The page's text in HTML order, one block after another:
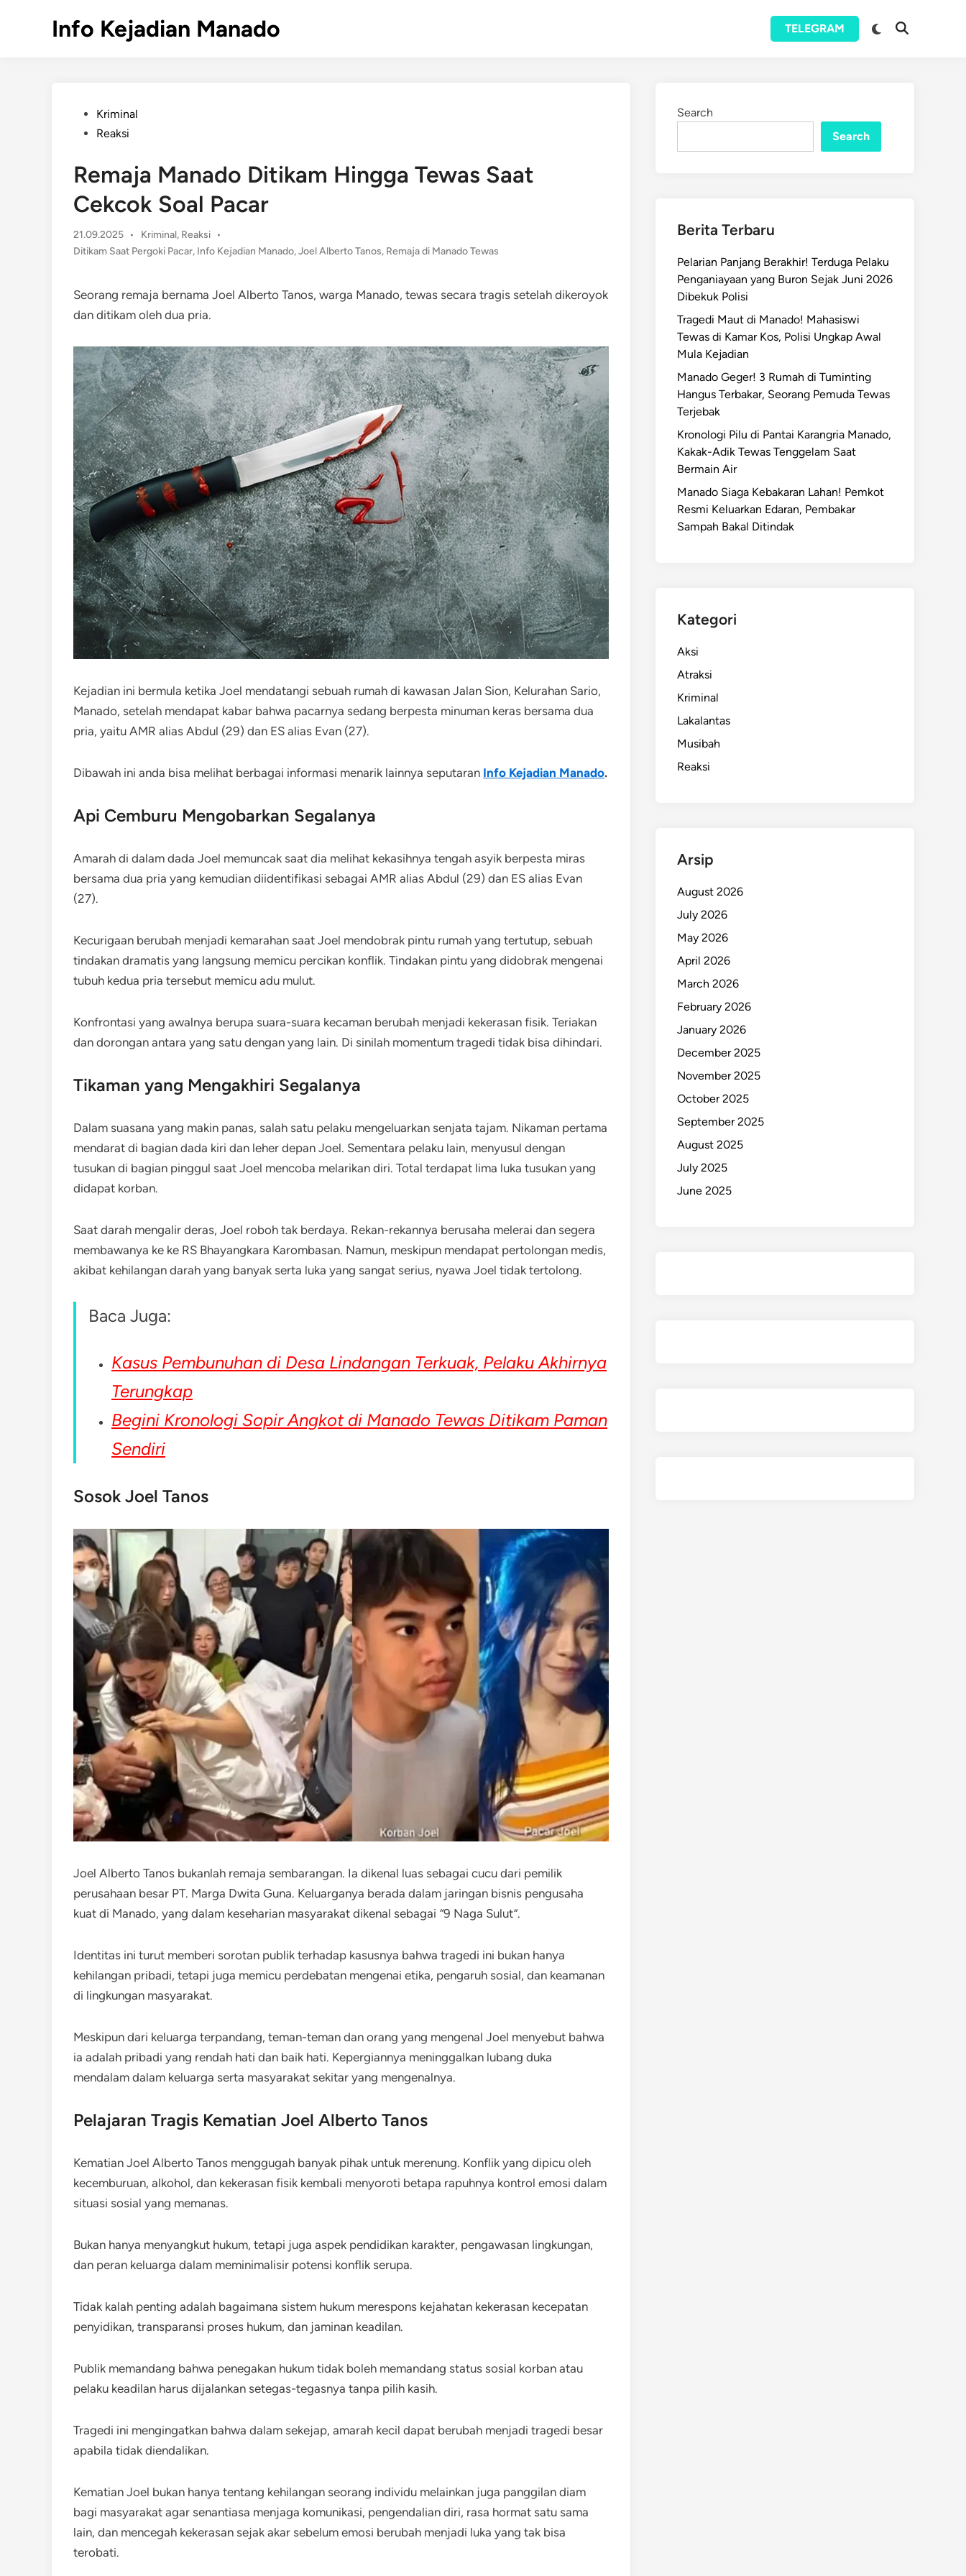
Info Kejadian Manado TELEGRAM
Switch
Open
PostedKriminal
Reaksi
Remaja Manado Ditikam Hingga Tewas Saat
Cekcok Soal Pacar
21.09.2025 •
Posted
in
Kriminal, Reaksi
•
Ditikam Saat Pergoki Pacar, Info Kejadian Manado,Joel Alberto Tanos, Remaja di Manado Tewas
Seorang remaja bernama Joel Alberto Tanos, warga Manado, tewas secara tragis setelah dikeroyok
dan ditikam oleh dua pria.
Kejadian ini bermula ketika Joel mendatangi sebuah rumah di kawasan Jalan Sion, Kelurahan Sario,
Manado, setelah mendapat kabar bahwa pacarnya sedang berpesta minuman keras bersama dua
pria, yaitu AMR alias Abdul (29) dan ES alias Evan (27).
Dibawah ini anda bisa melihat berbagai informasi menarik lainnya seputaran Info Kejadian Manado.
Api Cemburu Mengobarkan Segalanya
Amarah di dalam dada Joel memuncak saat dia melihat kekasihnya tengah asyik berpesta miras
bersama dua pria yang kemudian diidentifikasi sebagai AMR alias Abdul (29) dan ES alias Evan
(27).
Kecurigaan berubah menjadi kemarahan saat Joel mendobrak pintu rumah yang tertutup, sebuah
tindakan dramatis yang langsung memicu percikan konflik. Tindakan pintu yang didobrak mengenai
tubuh kedua pria tersebut memicu adu mulut.
Konfrontasi yang awalnya berupa suara-suara kecaman berubah menjadi kekerasan fisik. Teriakan
dan dorongan antara yang satu dengan yang lain. Di sinilah momentum tragedi tidak bisa dihindari.
Tikaman yang Mengakhiri Segalanya
Dalam suasana yang makin panas, salah satu pelaku mengeluarkan senjata tajam. Nikaman pertama
mendarat di bagian dada kiri dan leher depan Joel. Sementara pelaku lain, menyusul dengan
tusukan di bagian pinggul saat Joel mencoba melarikan diri. Total terdapat lima luka tusukan yang
didapat korban.
Saat darah mengalir deras, Joel roboh tak berdaya. Rekan-rekannya berusaha melerai dan segera
membawanya ke ke RS Bhayangkara Karombasan. Namun, meskipun mendapat pertolongan medis,
akibat kehilangan darah yang banyak serta luka yang sangat serius, nyawa Joel tidak tertolong.
Baca Juga:
Kasus Pembunuhan di Desa Lindangan Terkuak, Pelaku Akhirnya
Terungkap
Begini Kronologi Sopir Angkot di Manado Tewas Ditikam Paman
Sendiri
Sosok Joel Tanos
Joel Alberto Tanos bukanlah remaja sembarangan. Ia dikenal luas sebagai cucu dari pemilik
perusahaan besar PT. Marga Dwita Guna. Keluarganya berada dalam jaringan bisnis pengusaha
kuat di Manado, yang dalam keseharian masyarakat dikenal sebagai “9 Naga Sulut”.
Identitas ini turut memberi sorotan publik terhadap kasusnya bahwa tragedi ini bukan hanya
kehilangan pribadi, tetapi juga memicu perdebatan mengenai etika, pengaruh sosial, dan keamanan
di lingkungan masyarakat.
Meskipun dari keluarga terpandang, teman-teman dan orang yang mengenal Joel menyebut bahwa
ia adalah pribadi yang rendah hati dan baik hati. Kepergiannya meninggalkan lubang duka
mendalam dalam keluarga serta masyarakat sekitar yang mengenalnya.
Pelajaran Tragis Kematian Joel Alberto Tanos
Kematian Joel Alberto Tanos menggugah banyak pihak untuk merenung. Konflik yang dipicu oleh
kecemburuan, alkohol, dan kekerasan fisik kembali menyoroti betapa rapuhnya kontrol emosi dalam
situasi sosial yang memanas.
Bukan hanya menyangkut hukum, tetapi juga aspek pendidikan karakter, pengawasan lingkungan,
dan peran keluarga dalam meminimalisir potensi konflik serupa.
Tidak kalah penting adalah bagaimana sistem hukum merespons kejahatan kekerasan kecepatan
penyidikan, transparansi proses hukum, dan jaminan keadilan.
Publik memandang bahwa penegakan hukum tidak boleh memandang status sosial korban atau
pelaku keadilan harus dijalankan setegas-tegasnya tanpa pilih kasih.
Tragedi ini mengingatkan bahwa dalam sekejap, amarah kecil dapat berubah menjadi tragedi besar
apabila tidak diendalikan.
Kematian Joel bukan hanya tentang kehilangan seorang individu melainkan juga panggilan diam
bagi masyarakat agar senantiasa menjaga komunikasi, pengendalian diri, rasa hormat satu sama
lain, dan mencegah kekerasan sejak akar sebelum emosi berubah menjadi luka yang tak bisa
terobati.
Search
Search
Berita Terbaru
Pelarian Panjang Berakhir! Terduga Pelaku
Penganiayaan yang Buron Sejak Juni 2026
Dibekuk Polisi
Tragedi Maut di Manado! Mahasiswi
Tewas di Kamar Kos, Polisi Ungkap Awal
Mula Kejadian
Manado Geger! 3 Rumah di Tuminting
Hangus Terbakar, Seorang Pemuda Tewas
Terjebak
Kronologi Pilu di Pantai Karangria Manado,
Kakak-Adik Tewas Tenggelam Saat
Bermain Air
Manado Siaga Kebakaran Lahan! Pemkot
Resmi Keluarkan Edaran, Pembakar
Sampah Bakal Ditindak
Kategori
Aksi
Atraksi
Kriminal
Lakalantas
Musibah
Reaksi
Arsip
August 2026
July 2026
May 2026
April 2026
March 2026
February 2026
January 2026
December 2025
November 2025
October 2025
September 2025
August 2025
July 2025
June 2025